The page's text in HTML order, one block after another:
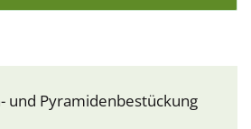
und Pyramidenbestückung